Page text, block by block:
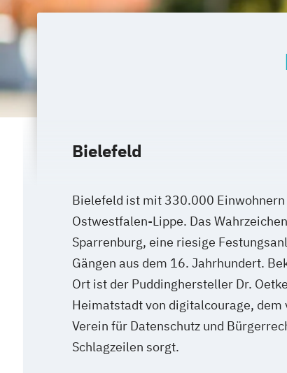
Bielefeld
Bielefeld ist mit 330.000
Ostwestfalen-Lippe. Das
Sparrenburg, eine riesige
Gängen aus dem 16. Jahrhundert.
Ort ist der Puddinghersteller Dr.
Heimatstadt von digitalcourage, dem
Verein für Datenschutz und
Schlagzeilen sorgt.